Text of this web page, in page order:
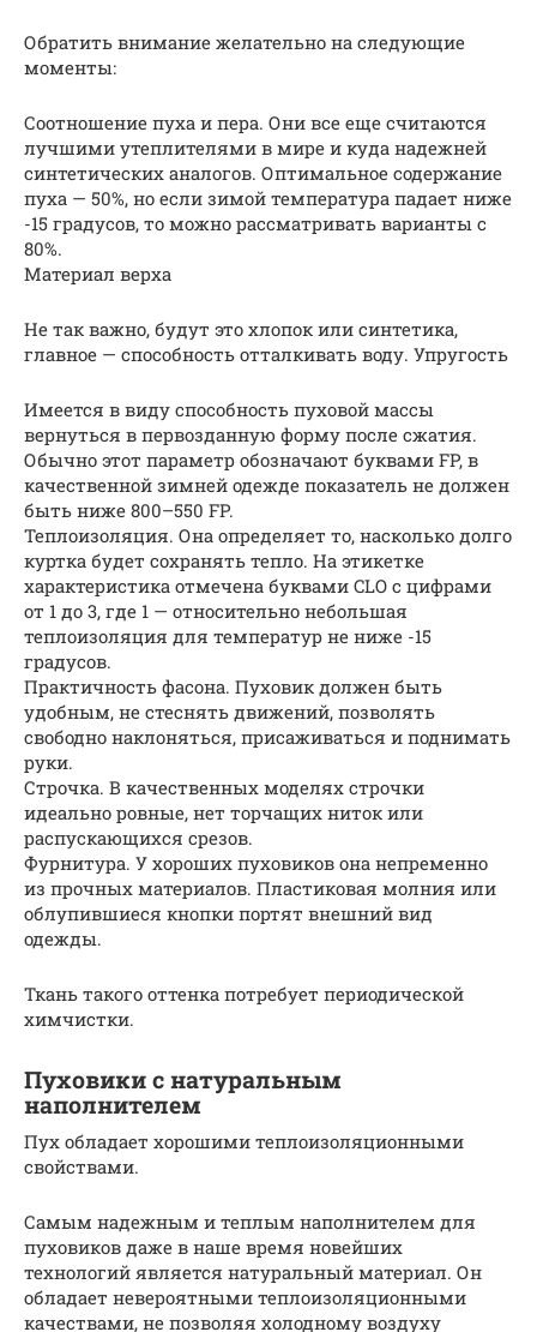
Обратить внимание желательно на следующие
моменты:
Соотношение пуха и пера. Они все еще считаются
лучшими утеплителями в мире и куда надежней
синтетических аналогов. Оптимальное содержание
пуха — 50%, но если зимой температура падает ниже
-15 градусов, то можно рассматривать варианты с
80%.
Материал верха
Не так важно, будут это хлопок или синтетика,
главное — способность отталкивать воду. Упругость
Имеется в виду способность пуховой массы
вернуться в первозданную форму после сжатия.
Обычно этот параметр обозначают буквами FP, в
качественной зимней одежде показатель не должен
быть ниже 800–550 FP.
Теплоизоляция. Она определяет то, насколько долго
куртка будет сохранять тепло. На этикетке
характеристика отмечена буквами CLO с цифрами
от 1 до 3, где 1 — относительно небольшая
теплоизоляция для температур не ниже -15
градусов.
Практичность фасона. Пуховик должен быть
удобным, не стеснять движений, позволять
свободно наклоняться, присаживаться и поднимать
руки.
Строчка. В качественных моделях строчки
идеально ровные, нет торчащих ниток или
распускающихся срезов.
Фурнитура. У хороших пуховиков она непременно
из прочных материалов. Пластиковая молния или
облупившиеся кнопки портят внешний вид
одежды.
Ткань такого оттенка потребует периодической
химчистки.
Пуховики с натуральным
наполнителем
Пух обладает хорошими теплоизоляционными
свойствами.
Самым надежным и теплым наполнителем для
пуховиков даже в наше время новейших
технологий является натуральный материал. Он
обладает невероятными теплоизоляционными
качествами, не позволяя холодному воздуху